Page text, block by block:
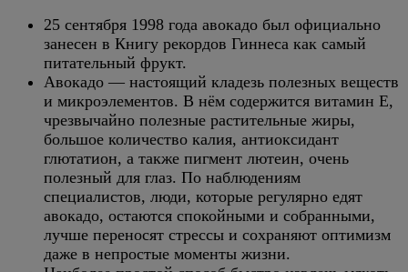
25 сентября 1998 года авокадо был официально
занесен в Книгу рекордов Гиннеса как самый
питательный фрукт.
Авокадо — настоящий кладезь полезных веществ
и микроэлементов. В нём содержится витамин Е,
чрезвычайно полезные растительные жиры,
большое количество калия, антиоксидант
глютатион, а также пигмент лютеин, очень
полезный для глаз. По наблюдениям
специалистов, люди, которые регулярно едят
авокадо, остаются спокойными и собранными,
лучше переносят стрессы и сохраняют оптимизм
даже в непростые моменты жизни.